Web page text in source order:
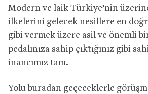
Modern ve laik Türkiye’nin
ilkelerini gelecek nesillere en
gibi vermek üzere asil ve önemli
pedalınıza sahip çıktığınız gibi
inancımız tam.
Yolu buradan geçeceklerle